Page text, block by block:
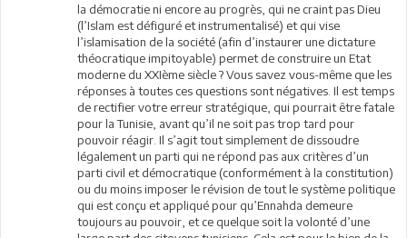
la démocratie ni encore au progrès, qui ne craint pas Dieu
(l’Islam est défiguré et instrumentalisé) et qui vise
l’islamisation de la société (afin d’instaurer une dictature
théocratique impitoyable) permet de construire un Etat
moderne du XXIème siècle ? Vous savez vous-même que les
réponses à toutes ces questions sont négatives. Il est temps
de rectifier votre erreur stratégique, qui pourrait être fatale
pour la Tunisie, avant qu’il ne soit pas trop tard pour
pouvoir réagir. Il s’agit tout simplement de dissoudre
légalement un parti qui ne répond pas aux critères d’un
parti civil et démocratique (conformément à la constitution)
ou du moins imposer le révision de tout le système politique
qui est conçu et appliqué pour qu’Ennahda demeure
toujours au pouvoir, et ce quelque soit la volonté d’une